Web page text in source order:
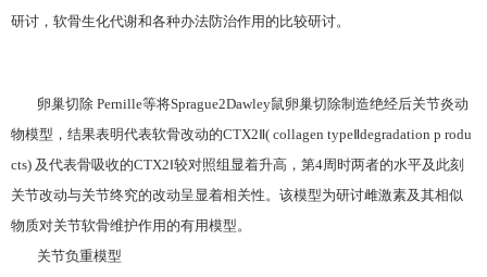
研讨，软骨生化代谢和各种办法防治作用的比较研讨。
卵巢切除 Pernille等将Sprague2Dawley鼠卵巢切除制造绝经后关节炎动
物模型，结果表明代表软骨改动的CTX2Ⅱ( collagen typeⅡdegradation p rodu
cts) 及代表骨吸收的CTX2Ⅰ较对照组显着升高，第4周时两者的水平及此刻
关节改动与关节终究的改动呈显着相关性。该模型为研讨雌激素及其相似
物质对关节软骨维护作用的有用模型。
关节负重模型